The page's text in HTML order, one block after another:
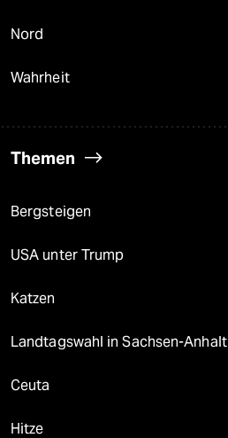
Nord
Wahrheit
Themen
Bergsteigen
USA unter Trump
Katzen
Landtagswahl in Sachsen-Anhalt
Ceuta
Hitze